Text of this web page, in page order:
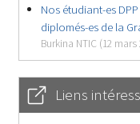
Nos étudiant-es
diplomés-es de la
Burkina NTIC (12 mars
Liens